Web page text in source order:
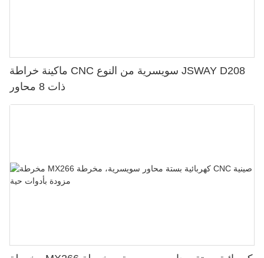
ماكينة خراطة CNC سويسرية من النوع JSWAY D208
ذات 8 محاور